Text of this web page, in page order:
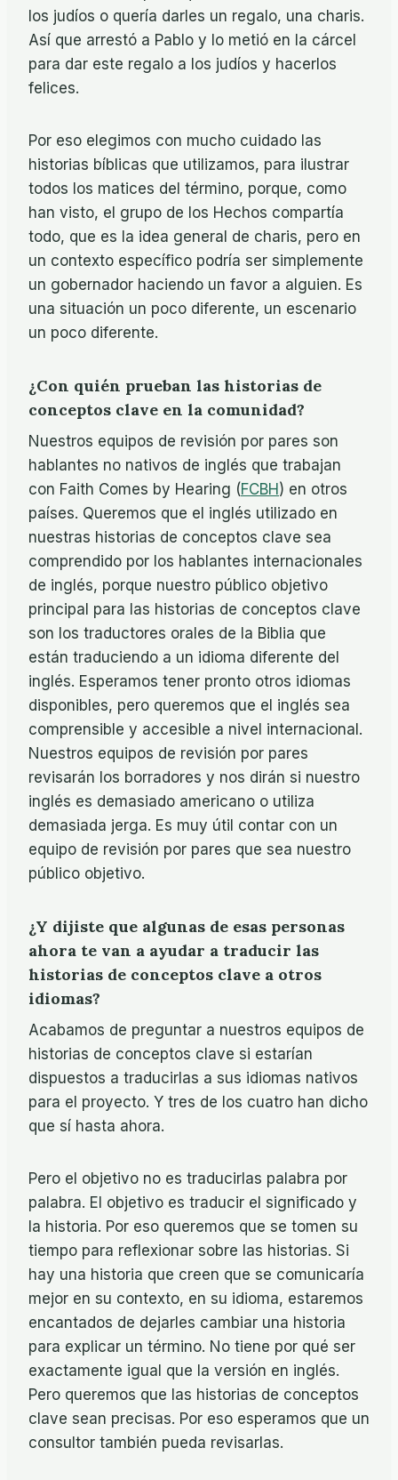
los judíos o quería darles un regalo, una charis.
Así que arrestó a Pablo y lo metió en la cárcel
para dar este regalo a los judíos y hacerlos
felices.
Por eso elegimos con mucho cuidado las
historias bíblicas que utilizamos, para ilustrar
todos los matices del término, porque, como
han visto, el grupo de los Hechos compartía
todo, que es la idea general de charis, pero en
un contexto específico podría ser simplemente
un gobernador haciendo un favor a alguien. Es
una situación un poco diferente, un escenario
un poco diferente.
¿Con quién prueban las historias de
conceptos clave en la comunidad?
Nuestros equipos de revisión por pares son
hablantes no nativos de inglés que trabajan
con Faith Comes by Hearing (FCBH ) en otros
países. Queremos que el inglés utilizado en
nuestras historias de conceptos clave sea
comprendido por los hablantes internacionales
de inglés, porque nuestro público objetivo
principal para las historias de conceptos clave
son los traductores orales de la Biblia que
están traduciendo a un idioma diferente del
inglés. Esperamos tener pronto otros idiomas
disponibles, pero queremos que el inglés sea
comprensible y accesible a nivel internacional.
Nuestros equipos de revisión por pares
revisarán los borradores y nos dirán si nuestro
inglés es demasiado americano o utiliza
demasiada jerga. Es muy útil contar con un
equipo de revisión por pares que sea nuestro
público objetivo.
¿Y dijiste que algunas de esas personas
ahora te van a ayudar a traducir las
historias de conceptos clave a otros
idiomas?
Acabamos de preguntar a nuestros equipos de
historias de conceptos clave si estarían
dispuestos a traducirlas a sus idiomas nativos
para el proyecto. Y tres de los cuatro han dicho
que sí hasta ahora.
Pero el objetivo no es traducirlas palabra por
palabra. El objetivo es traducir el significado y
la historia. Por eso queremos que se tomen su
tiempo para reflexionar sobre las historias. Si
hay una historia que creen que se comunicaría
mejor en su contexto, en su idioma, estaremos
encantados de dejarles cambiar una historia
para explicar un término. No tiene por qué ser
exactamente igual que la versión en inglés.
Pero queremos que las historias de conceptos
clave sean precisas. Por eso esperamos que un
consultor también pueda revisarlas.